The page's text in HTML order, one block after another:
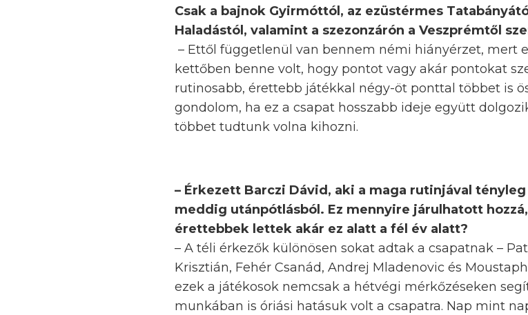
Csak a bajnok Gyirmóttól, az ezüstérmes
Haladástól, valamint a szezonzárón a Veszprémtől
– Ettől függetlenül van bennem némi hiányérzet, mert
kettőben benne volt, hogy pontot vagy akár pontokat
rutinosabb, érettebb játékkal négy-öt ponttal többet is
gondolom, ha ez a csapat hosszabb ideje együtt
többet tudtunk volna kihozni.
– Érkezett Barczi Dávid, aki a maga rutinjával
meddig utánpótlásból. Ez mennyire járulhatott
érettebbek lettek akár ez alatt a fél év alatt?
– A téli érkezők különösen sokat adtak a csapatnak –
Krisztián, Fehér Csanád, Andrej Mladenovic és
ezek a játékosok nemcsak a hétvégi mérkőzéseken
munkában is óriási hatásuk volt a csapatra. Nap mint